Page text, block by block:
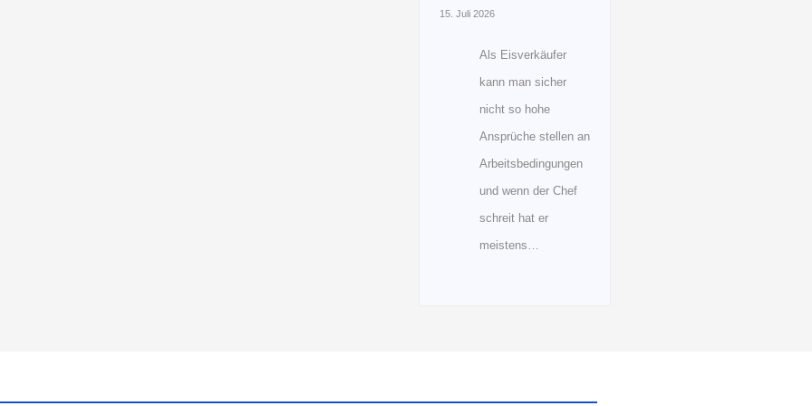
15. Juli 2026
Als Eisverkäufer
kann man sicher
nicht so hohe
Ansprüche stellen an
Arbeitsbedingungen
und wenn der Chef
schreit hat er
meistens…